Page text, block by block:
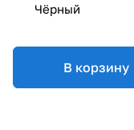
Чёрный
В корзину